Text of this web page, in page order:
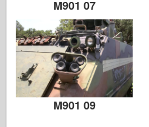
M901 07
M901 09